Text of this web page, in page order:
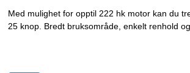
Med mulighet for opptil 222 hk motor kan du
25 knop. Bredt bruksområde, enkelt renhold